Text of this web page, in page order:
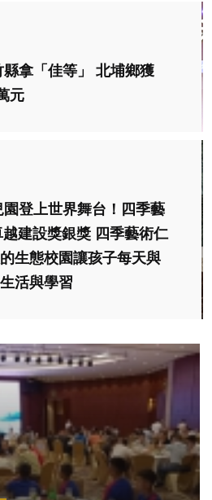
拿「佳等」 北埔鄉獲
元
登上世界舞台！四季藝
建設獎銀獎 四季藝術仁
生態校園讓孩子每天與
活與學習